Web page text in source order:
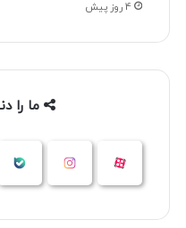
4 روز پیش
ما را
آپارات